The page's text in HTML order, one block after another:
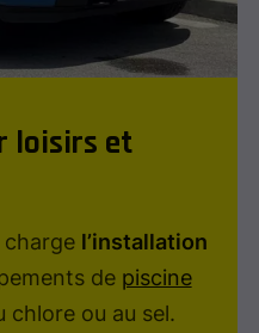
loisirs et
charge l’installation
de piscine
ou au sel.